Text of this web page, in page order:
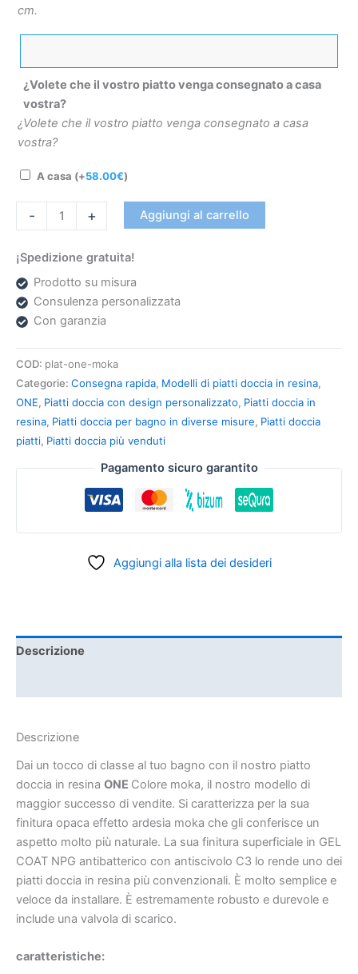
cm.
¿Volete che il vostro piatto venga consegnato a casa
vostra?
¿Volete che il vostro piatto venga consegnato a casa
vostra?
A casa (+58.00€)
- + Aggiungi al carrello
¡Spedizione gratuita!
Prodotto su misura
Consulenza personalizzata
Con garanzia
COD: plat-one-moka
Categorie: Consegna rapida, Modelli di piatti doccia in resina,
ONE, Piatti doccia con design personalizzato, Piatti doccia in
resina, Piatti doccia per bagno in diverse misure, Piatti doccia
piatti, Piatti doccia più venduti
Pagamento sicuro garantito
Aggiungi alla lista dei desideri
Descrizione
Descrizione
Dai un tocco di classe al tuo bagno con il nostro piatto
doccia in resina ONE Colore moka, il nostro modello di
maggior successo di vendite. Si caratterizza per la sua
finitura opaca effetto ardesia moka che gli conferisce un
aspetto molto più naturale. La sua finitura superficiale in GEL
COAT NPG antibatterico con antiscivolo C3 lo rende uno dei
piatti doccia in resina più convenzionali. È molto semplice e
veloce da installare. È estremamente robusto e durevole e
include una valvola di scarico.
caratteristiche: